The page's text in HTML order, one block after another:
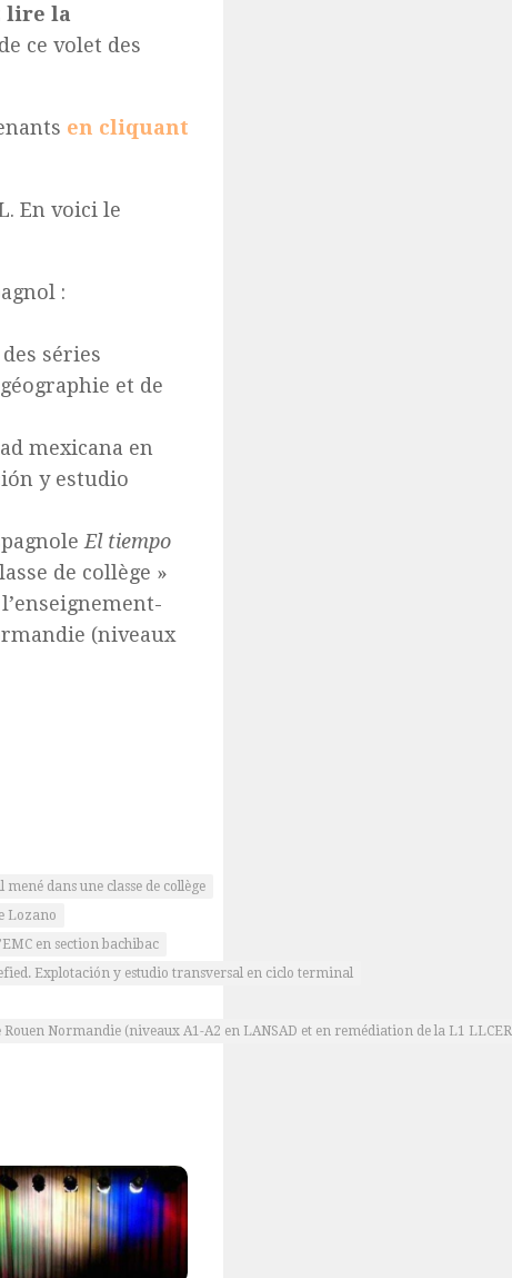
lire la
de ce volet des
en cliquant
En voici le
:
séries
et de
mexicana en
y estudio
El tiempo
de collège »
(niveaux
dans une classe de collège
Lozano
en section bachibac
Explotación y estudio transversal en ciclo terminal
Normandie (niveaux A1-A2 en LANSAD et en remédiation de la L1